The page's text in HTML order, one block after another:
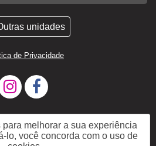
unidades
de Privacidade
melhorar a sua experiência
lo, você concorda com o uso de